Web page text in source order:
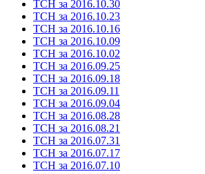
ТСН за 2016.10.30
ТСН за 2016.10.23
ТСН за 2016.10.16
ТСН за 2016.10.09
ТСН за 2016.10.02
ТСН за 2016.09.25
ТСН за 2016.09.18
ТСН за 2016.09.11
ТСН за 2016.09.04
ТСН за 2016.08.28
ТСН за 2016.08.21
ТСН за 2016.07.31
ТСН за 2016.07.17
ТСН за 2016.07.10